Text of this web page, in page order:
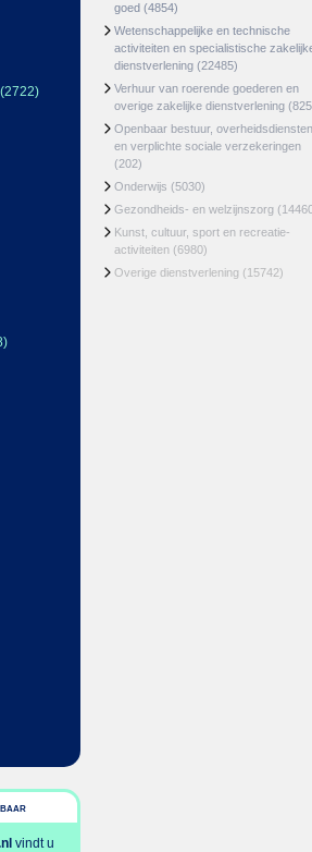
(2722)
vindt u
goed (4854)
Wetenschappelijke en technische
activiteiten en specialistische
dienstverlening (22485)
Verhuur van roerende goederen en
overige zakelijke dienstverlening
Openbaar bestuur, overheidsdiensten
en verplichte sociale verzekeringen
(202)
Onderwijs (5030)
Gezondheids- en welzijnszorg
Kunst, cultuur, sport en recreatie-
activiteiten (6980)
Overige dienstverlening (15742)